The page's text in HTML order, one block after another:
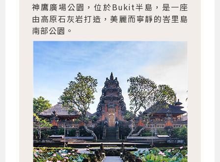
神鷹廣場公園，位於Bukit半島，是一座
由高原石灰岩打造，美麗而寧靜的峇里島
南部公園。